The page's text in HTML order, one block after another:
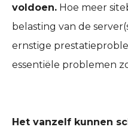
voldoen. Hoe meer
belasting van de
ernstige
essentiële problemen
Het vanzelf kunnen